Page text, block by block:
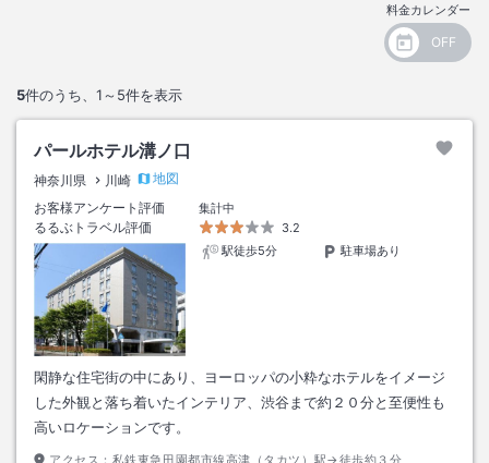
料金カレンダー
5件のうち、 1～5件を表示
パールホテル溝ノ口
神奈川県 川崎
地図
お客様アンケート評価
集計中
るるぶトラベル評価
3.2
駅徒歩5分
駐車場あり
閑静な住宅街の中にあり、ヨーロッパの小粋なホテルをイメージ
した外観と落ち着いたインテリア、渋谷まで約２０分と至便性も
高いロケーションです。
アクセス： 私鉄東急田園都市線高津（タカツ）駅→徒歩約３分